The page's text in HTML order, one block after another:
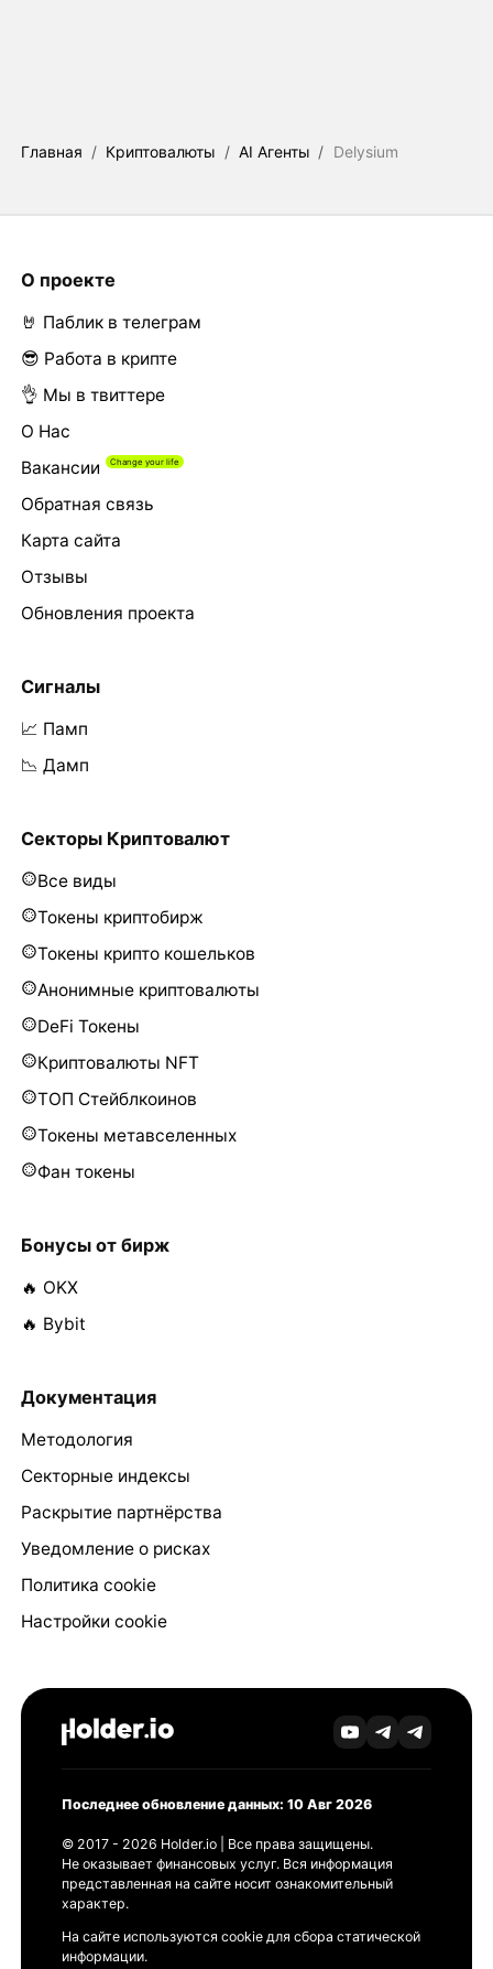
Главная / Криптовалюты / AI Агенты / Delysium
О проекте
🤘 Паблик в телеграм
😎 Работа в крипте
👌 Мы в твиттере
О Нас
Вакансии
Обратная связь
Карта сайта
Отзывы
Обновления проекта
Сигналы
📈 Памп
📉 Дамп
Секторы Криптовалют
Все виды
Токены криптобирж
Токены крипто кошельков
Анонимные криптовалюты
DeFi Токены
Криптовалюты NFT
ТОП Стейблкоинов
Токены метавселенных
Фан токены
Бонусы от бирж
🔥 OKX
🔥 Bybit
Документация
Методология
Секторные индексы
Раскрытие партнёрства
Уведомление о рисках
Политика cookie
Настройки cookie
Последнее обновление данных: 10 Авг 2026
© 2017 - 2026 Holder.io | Все права защищены.
Не оказывает финансовых услуг. Вся информация
представленная на сайте носит ознакомительный
характер.
На сайте используются cookie для сбора статической
информации.